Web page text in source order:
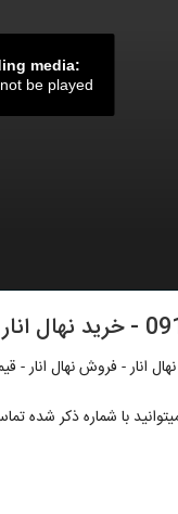
media:
be played
با شماره ذکر شده